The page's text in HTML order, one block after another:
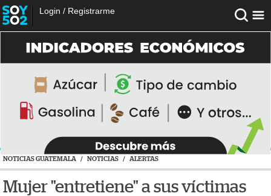
Login / Registrarme
NOTICIAS GUATEMALA / NOTICIAS / ALERTAS
Mujer "entretiene" a sus víctimas